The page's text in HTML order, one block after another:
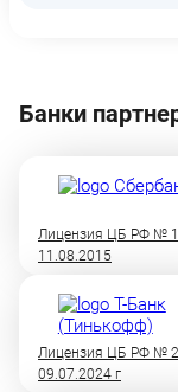
Банки
Лицензия ЦБ РФ №
11.08.2015
Лицензия ЦБ РФ №
09.07.2024 г